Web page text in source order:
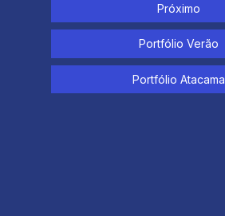
Próximo
Portfólio Verão
Portfólio Atacama